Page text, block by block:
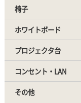
椅子
ホワイトボード
プロジェクタ台
コンセント・LAN
その他